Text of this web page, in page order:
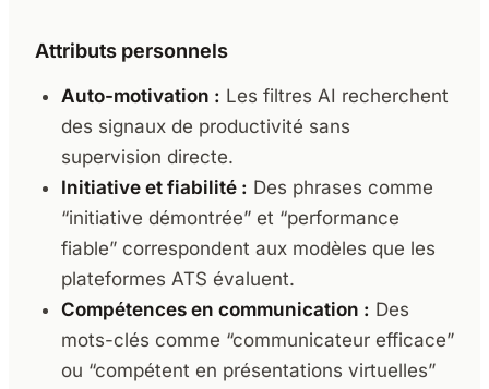
Attributs personnels
Auto-motivation : Les filtres AI recherchent
des signaux de productivité sans
supervision directe.
Initiative et fiabilité : Des phrases comme
“initiative démontrée” et “performance
fiable” correspondent aux modèles que les
plateformes ATS évaluent.
Compétences en communication : Des
mots-clés comme “communicateur efficace”
ou “compétent en présentations virtuelles”